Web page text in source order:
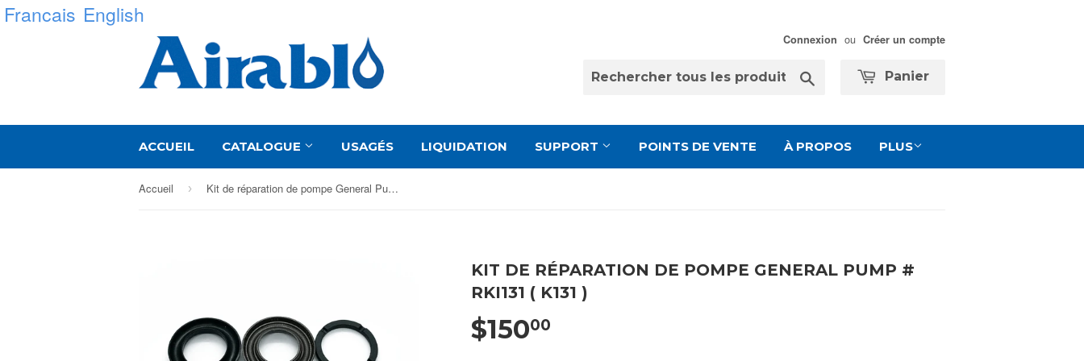
Connexion ou Créer un compte
Chercher Panier
ACCUEIL CATALOGUE USAGÉS LIQUIDATION SUPPORT POINTS DE VENTE À PROPOS PLUS
Accueil › Kit de réparation de pompe General Pump # RKI131 ( K131 )
KIT DE RÉPARATION DE POMPE GENERAL PUMP #
RKI131 ( K131 )
$15000
Francais English